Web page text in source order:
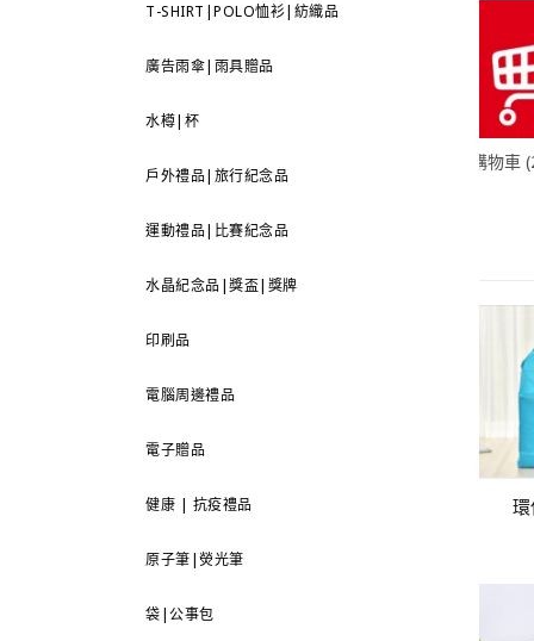
T-SHIRT|POLO恤衫|紡織品
廣告雨傘|雨具贈品
水樽|杯
戶外禮品|旅行紀念品
運動禮品|比賽紀念品
水晶紀念品|獎盃|獎牌
印刷品
電腦周邊禮品
電子贈品
健康 | 抗疫禮品
原子筆|熒光筆
袋|公事包
購物車